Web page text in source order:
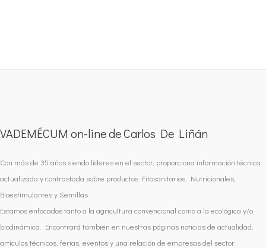
VADEMÉCUM on-line de Carlos De Liñán
Con más de 35 años siendo líderes en el sector, proporciona información técnica
actualizada y contrastada sobre productos Fitosanitarios, Nutricionales,
Bioestimulantes y Semillas.
Estamos enfocados tanto a la agricultura convencional como a la ecológica y/o
biodinámica. Encontrará también en nuestras páginas noticias de actualidad,
artículos técnicos, ferias, eventos y una relación de empresas del sector.